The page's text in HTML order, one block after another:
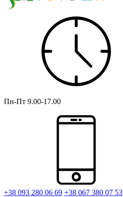
Пн-Пт 9.00-17.00
+38 093 280 06 69 +38 067 380 07 53